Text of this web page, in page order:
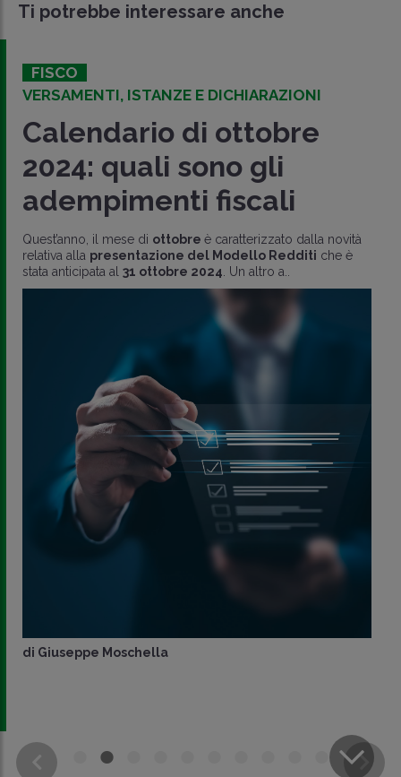
CONDIVIDI
Ti potrebbe interessare anche
FISCO
VERSAMENTI, ISTANZE E DICHIARAZIONI
Calendario di ottobre
2024: quali sono gli
adempimenti fiscali
Quest’anno, il mese di ottobre è caratterizzato dalla novità
relativa alla presentazione del Modello Redditi che è
stata anticipata al 31 ottobre 2024 . Un altro a..
di Giuseppe Moschella